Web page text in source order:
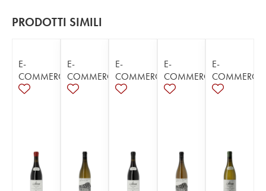
PRODOTTI SIMILI
E-
COMMERCE
E-
COMMERCE
E-
COMMERCE
E-
COMMERCE
E-
COMMERCE